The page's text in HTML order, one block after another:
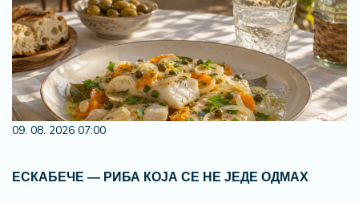
09. 08. 2026 07:00
ЕСКАБЕЧЕ — РИБА КОЈА СЕ НЕ ЈЕДЕ ОДМАХ